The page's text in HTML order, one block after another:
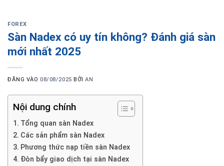
FOREX
Sàn Nadex có uy tín không? Đánh giá sàn
mới nhất 2025
ĐĂNG VÀO 08/08/2025 BỞIAN
Nội dung chính
Tổng quan sàn Nadex
Các sản phẩm sàn Nadex
Phương thức nạp tiền sàn Nadex
Đòn bẩy giao dịch tại sàn Nadex